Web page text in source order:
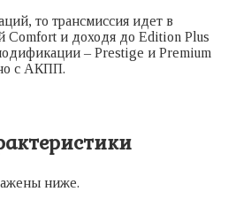
то трансмиссия идет в
Comfort и доходя до Edition Plus
– Prestige и Premium
с АКПП.
ниже.